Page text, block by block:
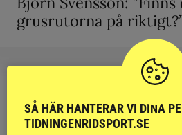
grusrutorna på
RIDSPORT
BLOGGAR
SÅ HÄR HANTERAR VI DINA
TIDNINGENRIDSPORT.SE